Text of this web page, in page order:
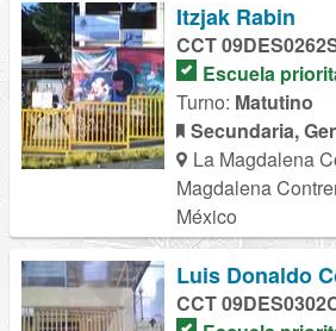
Itzjak Rabin
CCT
Escuela
Turno: Matutino
Secundaria,
La Magdalena
Magdalena
México
Luis Donaldo
CCT